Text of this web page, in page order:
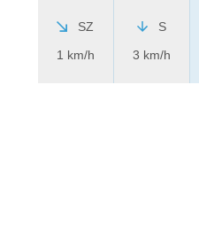
SZ
1 km/h
S
3 km/h